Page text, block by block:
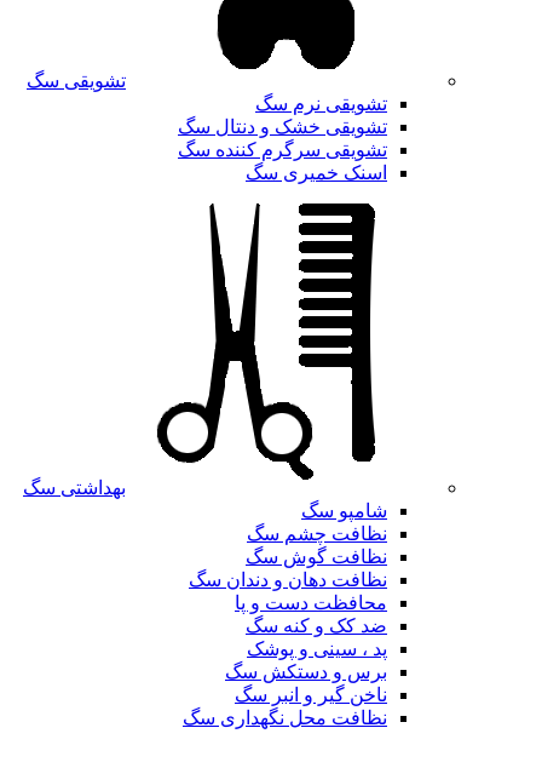
تشویقی سگ
تشویقی نرم سگ
تشویقی خشک و دنتال سگ
تشویقی سرگرم کننده سگ
اسنک خمیری سگ
بهداشتی سگ
شامپو سگ
نظافت چشم سگ
نظافت گوش سگ
نظافت دهان و دندان سگ
محافظت دست و پا
ضد کک و کنه سگ
پد ، سینی و پوشک
برس و دستکش سگ
ناخن گیر و انبر سگ
نظافت محل نگهداری سگ